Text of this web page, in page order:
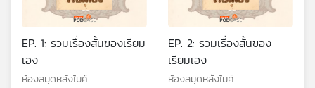
EP. 1: รวมเรื่องสั้นของเรียม
เอง
ห้องสมุดหลังไมค์
EP. 2: รวมเรื่องสั้นของ
เรียมเอง
ห้องสมุดหลังไมค์